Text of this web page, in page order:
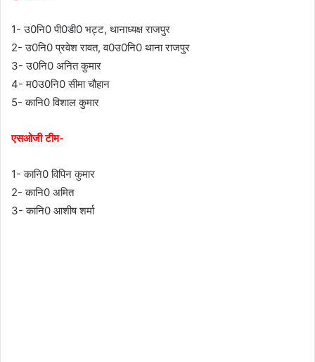
1- उ0नि0 पी0डी0 भट्ट, थानाध्यक्ष राजपुर
2- उ0नि0 प्रवेश रावत, व0उ0नि0 थाना राजपुर
3- उ0नि0 अनित कुमार
4- म0उ0नि0 सीमा चौहान
5- कानि0 विशाल कुमार
एसओजी टीम-
1- कानि0 विपिन कुमार
2- कानि0 अमित
3- कानि0 आशीष शर्मा